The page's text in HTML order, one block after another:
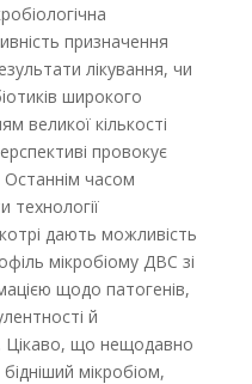
призначення
лікування, чи
широкого
великої кількості
провокує
Останнім часом
технології
дають можливість
мікробіому ДВС зі
щодо патогенів,
й
Цікаво, що нещодавно
мікробіом,